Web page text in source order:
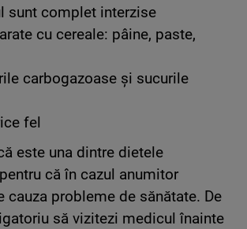
sunt complet interzise
cu cereale: pâine, paste,
carbogazoase și sucurile
fel
este una dintre dietele
că în cazul anumitor
cauza probleme de sănătate. De
să vizitezi medicul înainte